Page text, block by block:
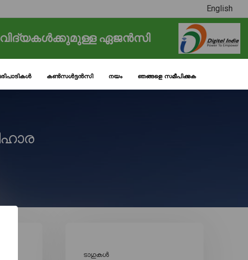
English
ഏജൻസി
കൺസൾട്ടൻസി നയം ഞങ്ങളെ സമീപിക്കുക
ടാഗുകൾ